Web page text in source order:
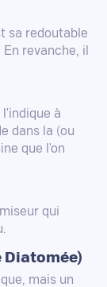
sa redoutable
revanche, il
à
dans la (ou
que l'on
qui
Diatomée)
mais un